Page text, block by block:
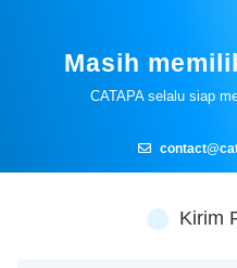
Masih
CATAPA selalu siap
Kirim